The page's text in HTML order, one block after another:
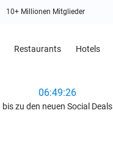
10+ Millionen Mitglieder
Restaurants Hotels
06:49:24
bis zu den neuen Social Deals